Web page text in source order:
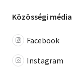
Közösségi média
Facebook
Instagram